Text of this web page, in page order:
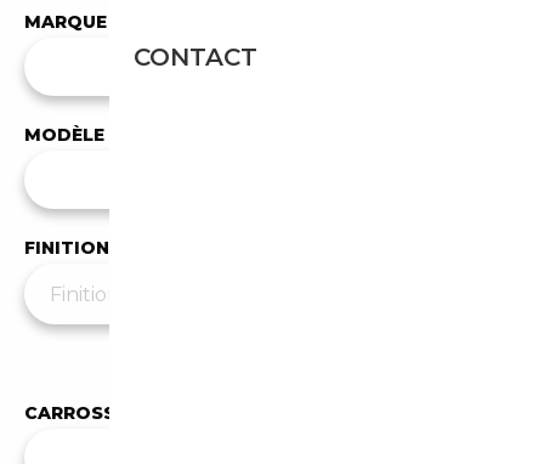
MARQUE
Audi
MODÈLE
FINITION
CARROSSERIE
CONTACT